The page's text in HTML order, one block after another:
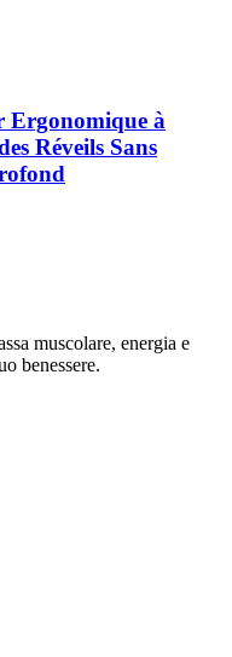
à
Réveils Sans
muscolare, energia e
benessere.